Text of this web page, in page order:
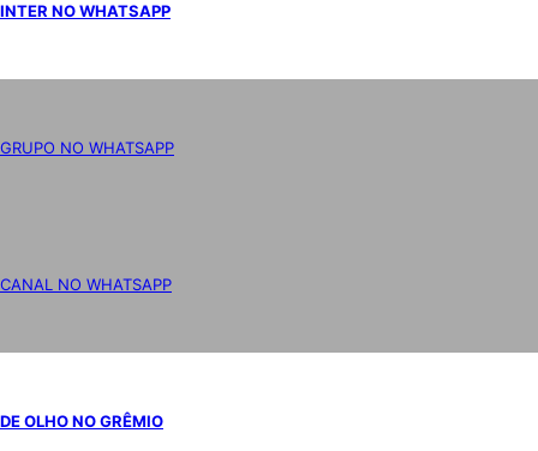
INTER NO WHATSAPP
GRUPO NO WHATSAPP
CANAL NO WHATSAPP
DE OLHO NO GRÊMIO